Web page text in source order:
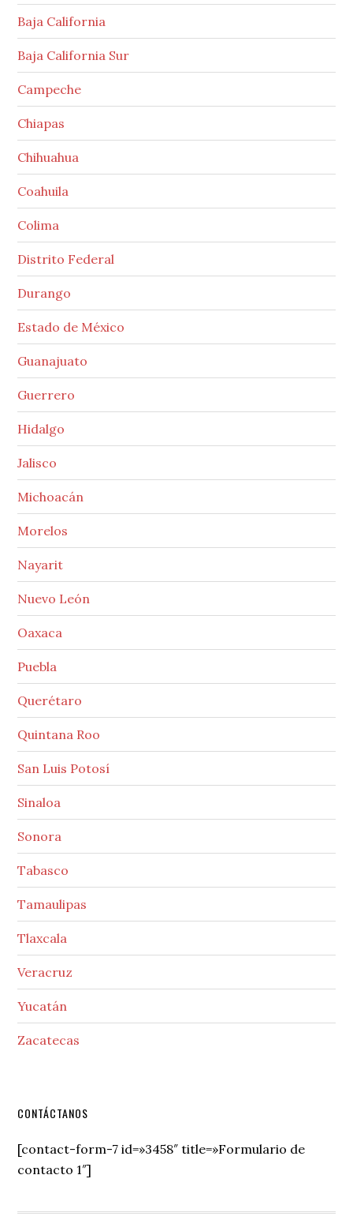
Baja California
Baja California Sur
Campeche
Chiapas
Chihuahua
Coahuila
Colima
Distrito Federal
Durango
Estado de México
Guanajuato
Guerrero
Hidalgo
Jalisco
Michoacán
Morelos
Nayarit
Nuevo León
Oaxaca
Puebla
Querétaro
Quintana Roo
San Luis Potosí
Sinaloa
Sonora
Tabasco
Tamaulipas
Tlaxcala
Veracruz
Yucatán
Zacatecas
Secondary
Sidebar
CONTÁCTANOS
[contact-form-7 id=»3458″ title=»Formulario de
contacto 1″]